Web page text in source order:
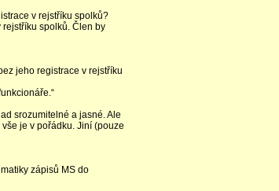
v rejstříku spolků?
spolků. Člen by
jeho registrace v rejstříku
srozumitelné a jasné. Ale
je v pořádku. Jiní (pouze
zápisů MS do